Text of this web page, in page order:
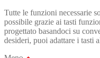
Tutte le funzioni necessarie
possibile grazie ai tasti
progettato basandoci su
desideri, puoi adattare i tasti